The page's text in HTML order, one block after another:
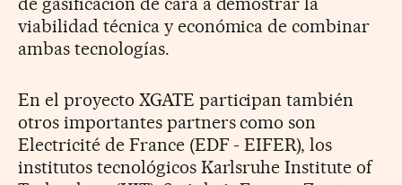
viabilidad técnica y económica de combinar
ambas tecnologías.
En el proyecto XGATE participan también
otros importantes partners como son
Electricité de France (EDF - EIFER), los
institutos tecnológicos Karlsruhe Institute of